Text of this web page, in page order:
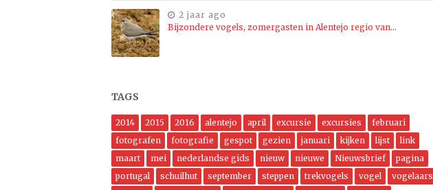
2 jaar ago
Bijzondere vogels, zomergasten in Alentejo regio van…
TAGS
2014 2015 2016 alentejo april excursie excursies
februari
fotografen
fotografie gespot gezien januari kijken lijst
link
maart
mei nederlandse gids nieuw nieuwe Nieuwsbrief
pagina
portugal
schuilhut september steppen trekvogels vogel
vogelaars